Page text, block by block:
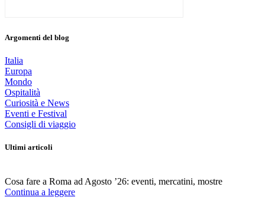
Argomenti del blog
Italia
Europa
Mondo
Ospitalità
Curiosità e News
Eventi e Festival
Consigli di viaggio
Ultimi articoli
Cosa fare a Roma ad Agosto ’26: eventi, mercatini, mostre
Continua a leggere